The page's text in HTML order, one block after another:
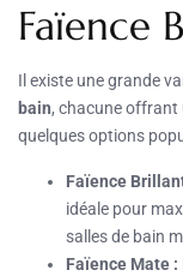
Faïence
Il existe une grande
bain, chacune offrant
quelques options
Faïence
idéale pour
salles de bain
Faïence Mate :